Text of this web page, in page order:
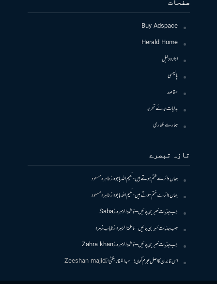
صفحات
Buy Adspace
Herald Home
ادارہ دلیل
پالیسی
مقاصد
ہدایات برائے تحریر
ہمارے لکھاری
تازہ تبصرے
جہاں دائرے ختم ہوتے ہیں- نعیم اللہ باجوہازطاہرہ مسعود
جہاں دائرے ختم ہوتے ہیں- نعیم اللہ باجوہازطاہرہ مسعود
جب جذبات خبر بن جائیں – فاطمۃالزہرہازSaba
جب جذبات خبر بن جائیں – فاطمۃالزہرہازنایاب زہرہ
جب جذبات خبر بن جائیں – فاطمۃالزہرہازZahra khan
اس خاندان کا اصل مجرم کون! – عبدالغفار بگٹیازZeeshan majid